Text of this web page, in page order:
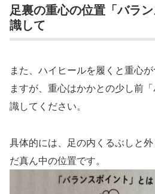
足裏の重心の位置「バラ
識して
また、ハイヒールを履くと重心
ますが、重心はかかとの少し前
識してください。
具体的には、足の内くるぶしと
だ真ん中の位置です。